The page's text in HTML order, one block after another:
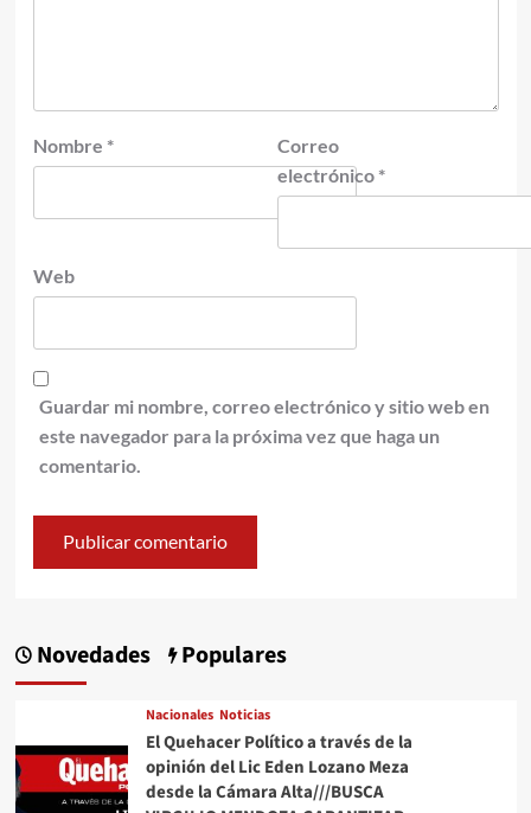
Nombre *
Correo
electrónico *
Web
Guardar mi nombre, correo electrónico y sitio web en
este navegador para la próxima vez que haga un
comentario.
Novedades Populares
Nacionales Noticias
El Quehacer Político a través de la
opinión del Lic Eden Lozano Meza
desde la Cámara Alta///BUSCA